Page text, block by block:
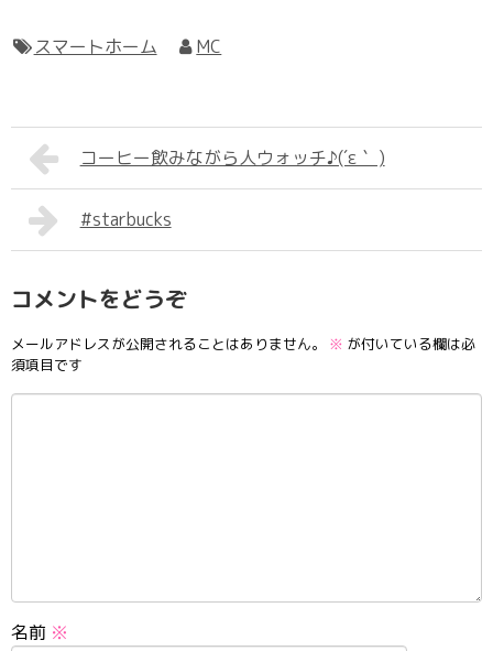
スマートホーム MC
コーヒー飲みながら人ウォッチ♪(´ε｀ )
#starbucks
コメントをどうぞ
メールアドレスが公開されることはありません。 ※ が付いている欄は必
須項目です
名前 ※